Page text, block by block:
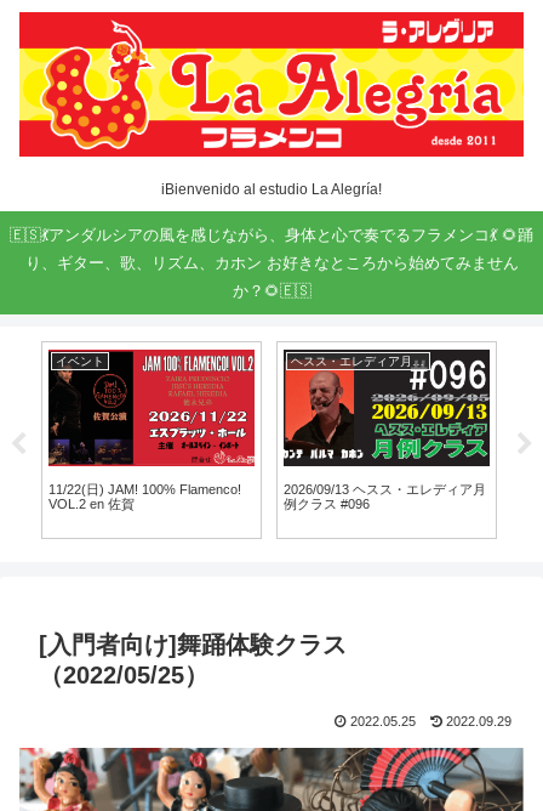
iBienvenido al estudio La Alegría!
🇪🇸💃アンダルシアの風を感じながら、身体と心で奏でるフラメンコ💃 🌻踊
り、ギター、歌、リズム、カホン お好きなところから始めてみません
か？🌻🇪🇸
イベント
11/22(日) JAM! 100% Flamenco!
VOL.2 en 佐賀
ヘスス・エレディア月例クラス
2026/09/13 ヘスス・エレディア月
例クラス #096
[入門者向け]舞踊体験クラス
（2022/05/25）
2022.05.25 2022.09.29